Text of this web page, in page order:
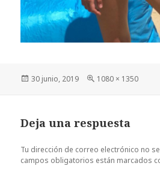
Publicado
30 junio, 2019
Tamaño
1080 × 1350
Deja una respuesta
Tu dirección de correo electrónico no
campos obligatorios están marcados